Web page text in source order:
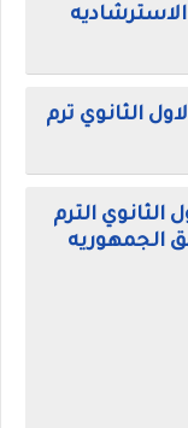
الثانوي ترم
الثانوي الترم
الجمهوريه